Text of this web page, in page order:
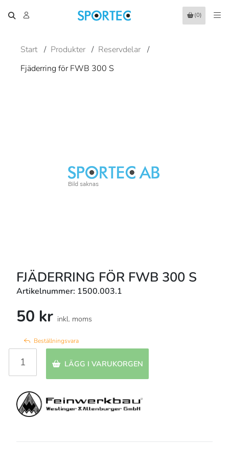
(0)
Start / Produkter / Reservdelar /
Fjäderring för FWB 300 S
FJÄDERRING FÖR FWB 300 S
Artikelnummer: 1500.003.1
50 kr inkl. moms
Beställningsvara
LÄGG I VARUKORGEN